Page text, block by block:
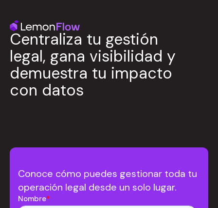
Centraliza tu gestión
legal, gana visibilidad y
demuestra tu impacto
con datos
Conoce cómo puedes gestionar toda tu
operación legal desde un solo lugar.